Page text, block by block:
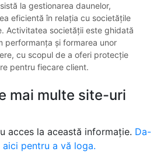
la gestionarea daunelor,
eficientă în relația cu societățile
Activitatea societății este ghidată
performanța și formarea unor
cu scopul de a oferi protecție
pentru fiecare client.
mai multe site-uri
acces la această informație. Da-
pentru a vă loga.